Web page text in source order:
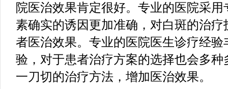
院医治效果肯定很好。专业的医院采
素确实的诱因更加准确，对白斑的治
者医治效果。专业的医院医生诊疗经
验，对于患者治疗方案的选择也会多
一刀切的治疗方法，增加医治效果。